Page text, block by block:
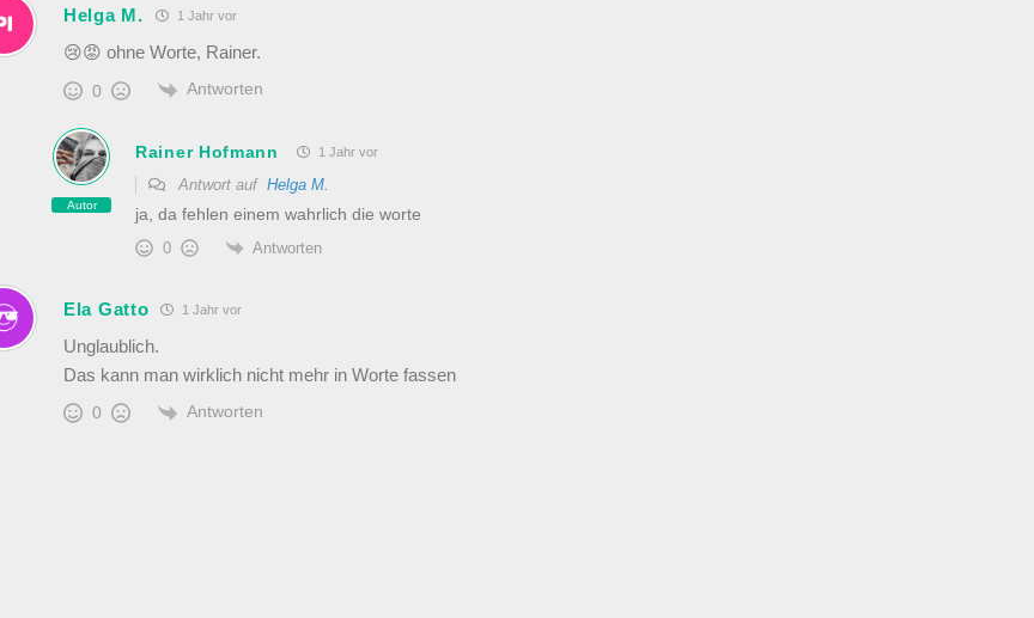
Helga M. 1 Jahr vor
😢😡 ohne Worte, Rainer.
0 Antworten
Autor
Rainer Hofmann 1 Jahr vor
Antwort auf Helga M.
ja, da fehlen einem wahrlich die worte
0 Antworten
Ela Gatto 1 Jahr vor
Unglaublich.
Das kann man wirklich nicht mehr in Worte fassen
0 Antworten